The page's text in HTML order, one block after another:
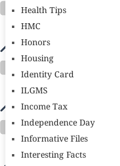
Health Tips
HMC
Honors
Housing
Identity Card
ILGMS
Income Tax
Independence Day
Informative Files
Interesting Facts